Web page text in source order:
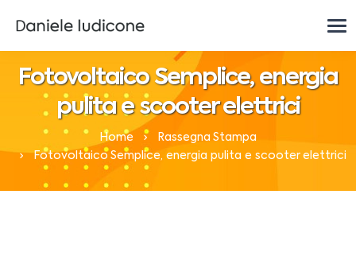
Fotovoltaico Semplice, energia
pulita e scooter elettrici
Home
Rassegna Stampa
Fotovoltaico Semplice, energia pulita e scooter elettrici